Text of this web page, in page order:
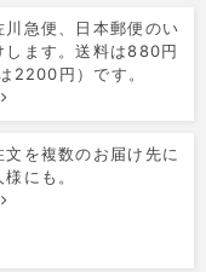
川急便、日本郵便のい
します。送料は880円
2200円）です。
を複数のお届け先に
にも。